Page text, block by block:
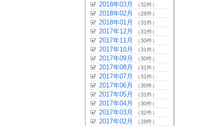
2018年03月 （32件）
2018年02月 （28件）
2018年01月 （31件）
2017年12月 （31件）
2017年11月 （30件）
2017年10月 （31件）
2017年09月 （30件）
2017年08月 （31件）
2017年07月 （31件）
2017年06月 （30件）
2017年05月 （31件）
2017年04月 （30件）
2017年03月 （32件）
2017年02月 （28件）